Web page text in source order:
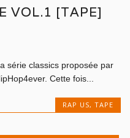
VOL.1 [TAPE]
série classics proposée par
Cette fois...
RAP US, TAPE